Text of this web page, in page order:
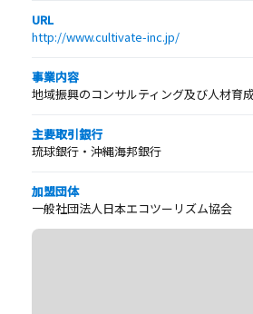
URL
http://www.cultivate-inc.jp/
事業内容
地域振興のコンサルティング及び人材育
主要取引銀行
琉球銀行・沖縄海邦銀行
加盟団体
一般社団法人日本エコツーリズム協会